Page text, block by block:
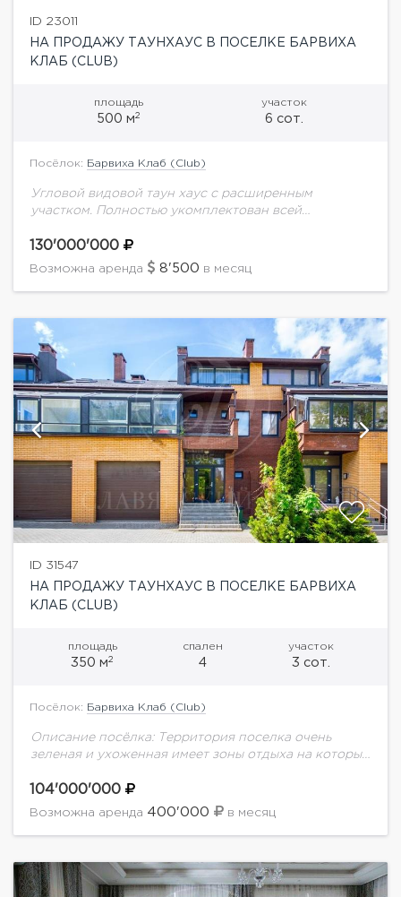
ID 23011
НА ПРОДАЖУ ТАУНХАУС В ПОСЕЛКЕ БАРВИХА
КЛАБ (CLUB)
площадь
500 м2
участок
6 сот.
Посёлок: Барвиха Клаб (Club)
Угловой видовой таун хаус с расширенным
участком. Полностью укомплектован всей
производителей. Под ключ! 1 эт: Кухня - столовая -
130'000'000
Возможна аренда 8'500 в месяц
ID 31547
НА ПРОДАЖУ ТАУНХАУС В ПОСЕЛКЕ БАРВИХА
КЛАБ (CLUB)
площадь
350 м2
спален
4
участок
3 сот.
Посёлок: Барвиха Клаб (Club)
Описание посёлка: Территория поселка очень
зеленая и ухоженная имеет зоны отдыха на которых
современными игровыми комплексами с мягким
прорезиненным покрытием. Так же...
104'000'000
Возможна аренда 400'000 в месяц